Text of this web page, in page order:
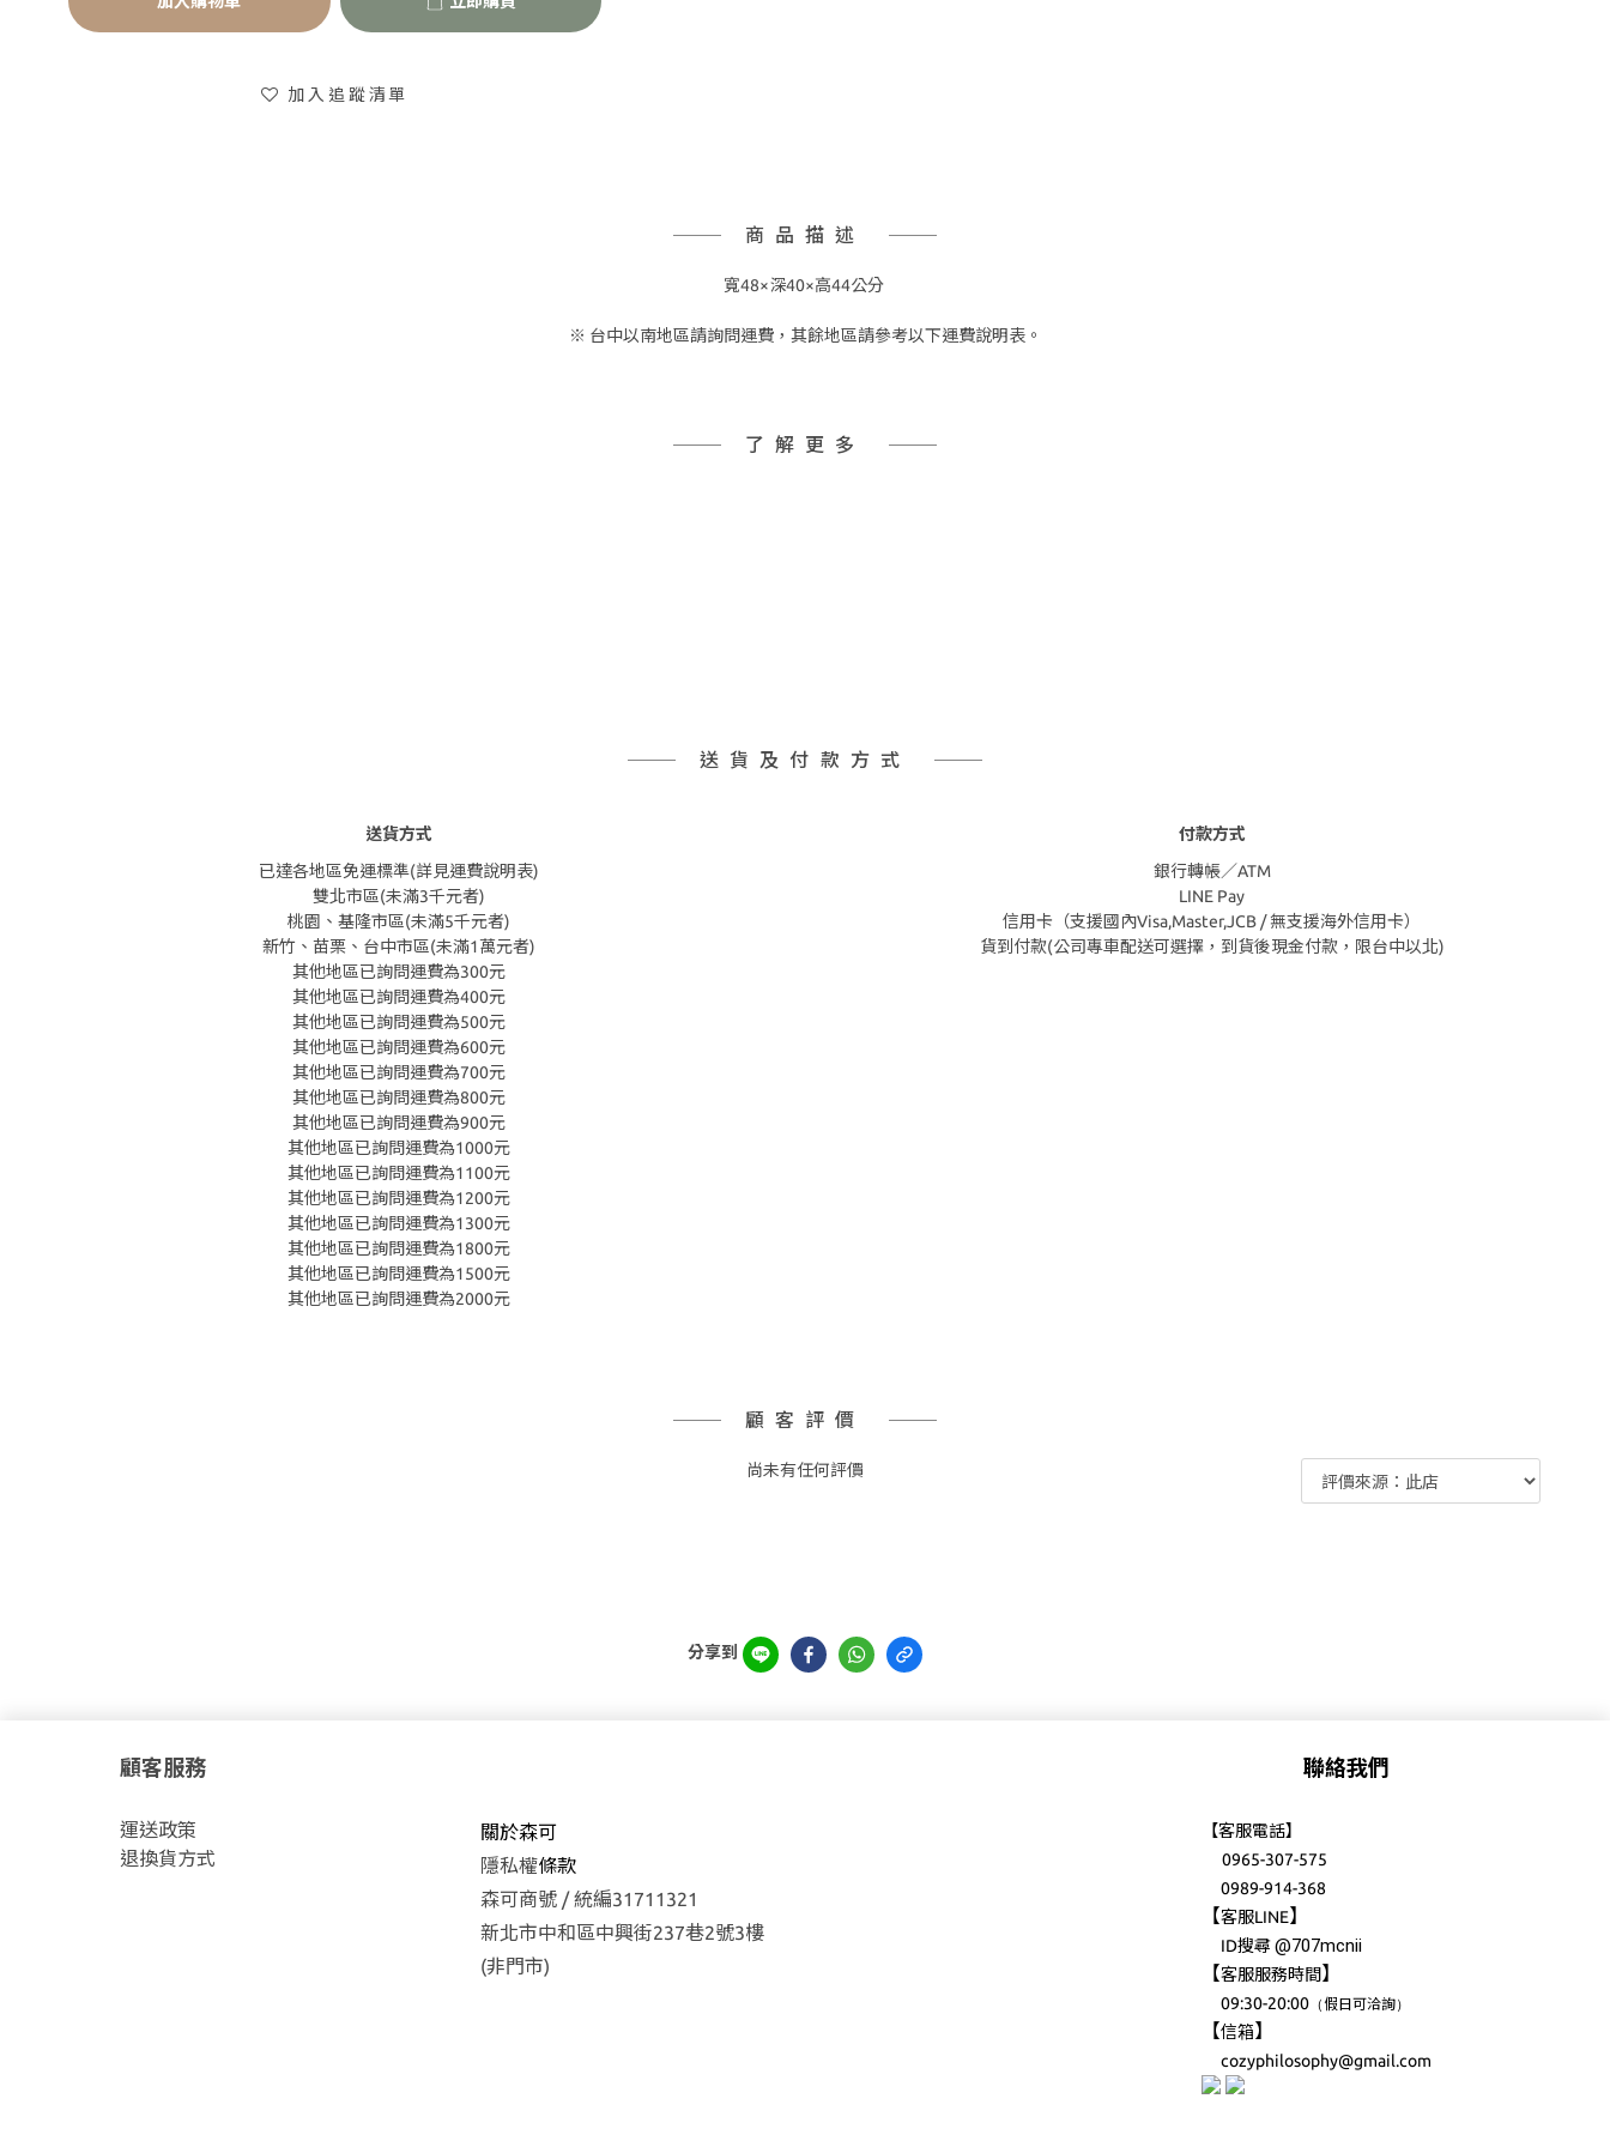
加入追蹤清單
商品描述
寬48×深40×高44公分
※ 台中以南地區請詢問運費，其餘地區請參考以下運費說明表。
了解更多
送貨及付款方式
送貨方式
已達各地區免運標準(詳見運費說明表)
雙北市區(未滿3千元者)
桃園、基隆市區(未滿5千元者)
新竹、苗栗、台中市區(未滿1萬元者)
其他地區已詢問運費為300元
其他地區已詢問運費為400元
其他地區已詢問運費為500元
其他地區已詢問運費為600元
其他地區已詢問運費為700元
其他地區已詢問運費為800元
其他地區已詢問運費為900元
其他地區已詢問運費為1000元
其他地區已詢問運費為1100元
其他地區已詢問運費為1200元
其他地區已詢問運費為1300元
其他地區已詢問運費為1800元
其他地區已詢問運費為1500元
其他地區已詢問運費為2000元
付款方式
銀行轉帳／ATM
LINE Pay
信用卡（支援國內Visa,Master,JCB / 無支援海外信用卡）
貨到付款(公司專車配送可選擇，到貨後現金付款，限台中以北)
顧客評價
尚未有任何評價
分享到
顧客服務
運送政策
退換貨方式
關於森可
隱私權條款
森可商號 / 統編31711321
新北市中和區中興街237巷2號3樓
(非門市)
聯絡我們
【客服電話】
0965-307-575
0989-914-368
【客服LINE】
ID搜尋@707mcnii
【客服服務時間 】
09:30-20:00 （假日可洽詢）
【信箱】
cozyphilosophy@gmail.com